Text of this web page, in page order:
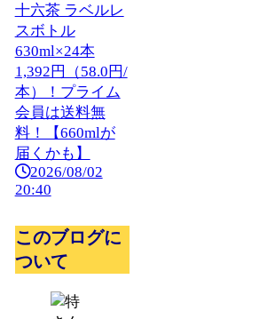
十六茶 ラベルレ
スボトル
630ml×24本
1,392円（58.0円/
本）！プライム
会員は送料無
料！【660mlが
届くかも】
2026/08/02
20:40
このブログに
ついて